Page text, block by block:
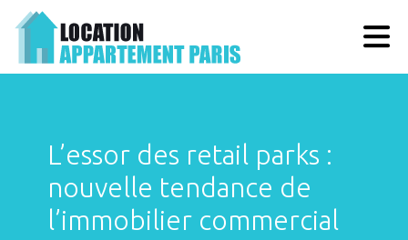
L’essor des retail parks :
nouvelle tendance de
l’immobilier commercial